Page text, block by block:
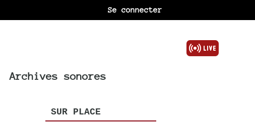
Se connecter
Archives sonores
SUR PLACE